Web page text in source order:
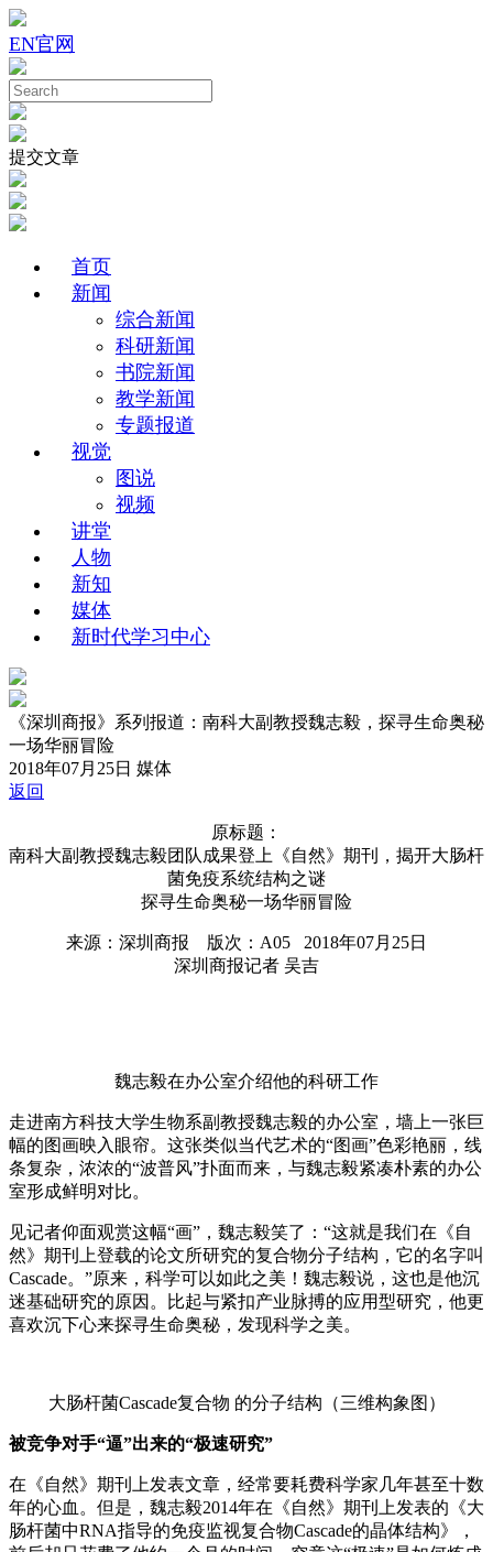
EN官网
提交文章
首页
新闻
综合新闻
科研新闻
书院新闻
教学新闻
专题报道
视觉
图说
视频
讲堂
人物
新知
媒体
新时代学习中心
《深圳商报》系列报道：南科大副教授魏志毅，探寻生命奥秘
一场华丽冒险
2018年07月25日 媒体
返回
原标题：
​南科大副教授魏志毅团队成果登上《自然》期刊，揭开大肠杆
菌免疫系统结构之谜
探寻生命奥秘一场华丽冒险
来源：深圳商报 版次：A05 2018年07月25日
深圳商报记者 吴吉
魏志毅在办公室介绍他的科研工作
走进南方科技大学生物系副教授魏志毅的办公室，墙上一张巨
幅的图画映入眼帘。这张类似当代艺术的“图画”色彩艳丽，线
条复杂，浓浓的“波普风”扑面而来，与魏志毅紧凑朴素的办公
室形成鲜明对比。
见记者仰面观赏这幅“画”，魏志毅笑了：“这就是我们在《自
然》期刊上登载的论文所研究的复合物分子结构，它的名字叫
Cascade。”原来，科学可以如此之美！魏志毅说，这也是他沉
迷基础研究的原因。比起与紧扣产业脉搏的应用型研究，他更
喜欢沉下心来探寻生命奥秘，发现科学之美。
大肠杆菌Cascade复合物 的分子结构（三维构象图）
被竞争对手“逼”出来的“极速研究”
在《自然》期刊上发表文章，经常要耗费科学家几年甚至十数
年的心血。但是，魏志毅2014年在《自然》期刊上发表的《大
肠杆菌中RNA指导的免疫监视复合物Cascade的晶体结构》，